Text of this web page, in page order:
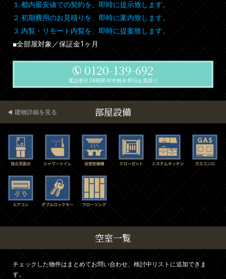
１.都内最安値での契約を、即時に提示致します。
２.初期費用のお見積りを、即時に案内致します。
３.内覧・リモート内覧を、即時に提案致します。
■全部屋対象／保証金1ヶ月
0120-139-692
電話受付 24時間 年中無休 即日お見積り
部屋設備
建物詳細を見る
空室一覧
チェックした物件はまとめてお問い合わせ、検討中リストに追加できま
す。